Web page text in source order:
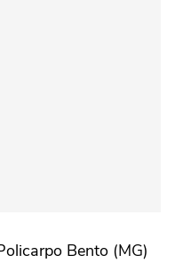
Bento (MG)